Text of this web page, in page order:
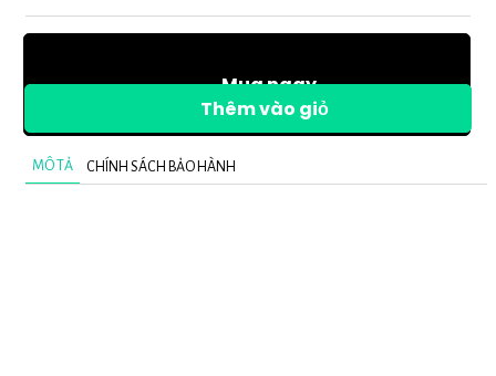
Mua ngay
Thêm vào giỏ
MÔ TẢ CHÍNH SÁCH BẢO HÀNH